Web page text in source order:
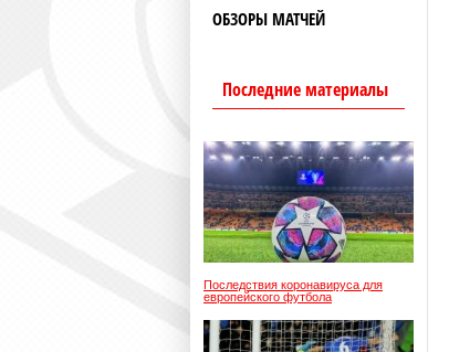
ОБЗОРЫ МАТЧЕЙ
Последние материалы
Последствия коронавируса для
европейского футбола